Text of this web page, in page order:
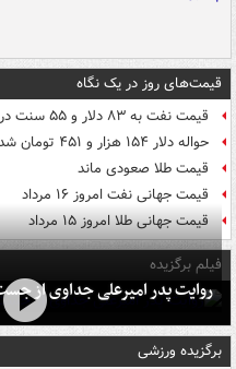
قیمت‌های روز در یک نگاه
قیمت نفت به ۸۳ دلار و ۵۵ سنت در هر بشکه رسید
حواله دلار ۱۵۴ هزار و ۴۵۱ تومان شد
قیمت طلا صعودی ماند
قیمت جهانی نفت امروز ۱۶ مرداد
قیمت جهانی طلا امروز ۱۵ مرداد
فیلم برگزیده
روایت پدر امیرعلی جداوی از
برگزیده ورزشی